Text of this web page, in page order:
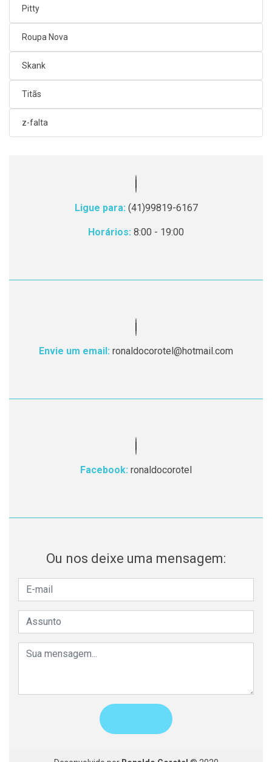
Pitty
Roupa Nova
Skank
Titãs
z-falta
Ligue para: (41)99819-6167
Horários: 8:00 - 19:00
Envie um email: ronaldocorotel@hotmail.com
Facebook: ronaldocorotel
Ou nos deixe uma mensagem: